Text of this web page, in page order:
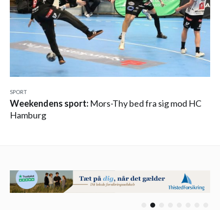
SPORT
Weekendens sport: Mors-Thy bed fra sig mod HC
Hamburg